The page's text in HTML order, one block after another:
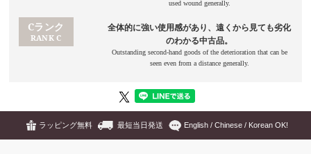
ラッピング無料 最短当日発送 English / Chinese / Korean OK!